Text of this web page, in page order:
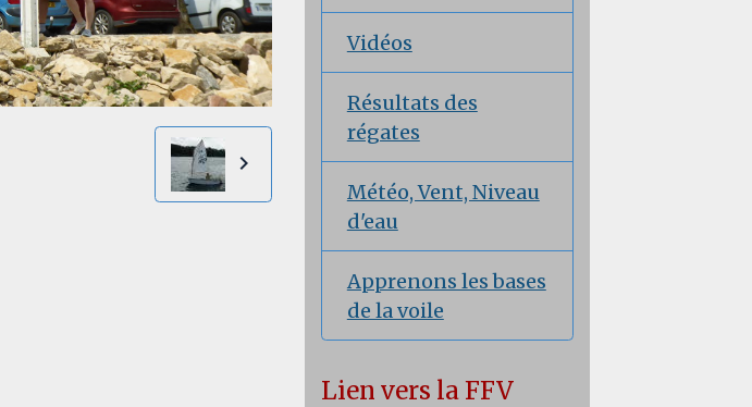
Vidéos
Résultats des
régates
Météo, Vent, Niveau
d'eau
Apprenons les bases
de la voile
Lien vers la FFV